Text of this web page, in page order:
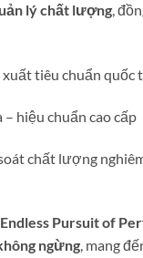
lý chất lượng,
xuất tiêu chuẩn quốc
hiệu chuẩn cao cấp
chất lượng
Pursuit of
ngừng, mang